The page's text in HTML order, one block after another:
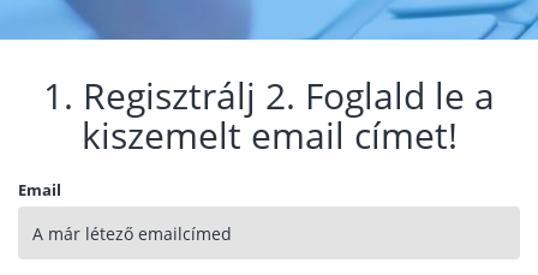
1. Regisztrálj 2. Foglald le a
kiszemelt email címet!
Email